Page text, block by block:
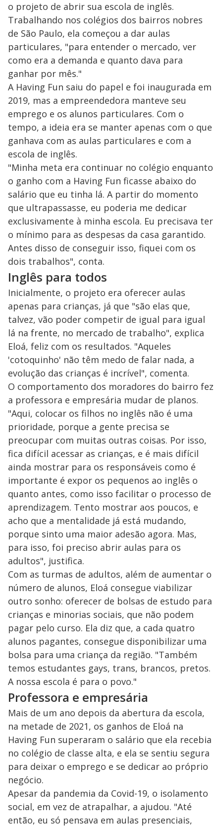
o projeto de abrir sua escola de inglês.
Trabalhando nos colégios dos bairros nobres
de São Paulo, ela começou a dar aulas
particulares, "para entender o mercado, ver
como era a demanda e quanto dava para
ganhar por mês."
A Having Fun saiu do papel e foi inaugurada em
2019, mas a empreendedora manteve seu
emprego e os alunos particulares. Com o
tempo, a ideia era se manter apenas com o que
ganhava com as aulas particulares e com a
escola de inglês.
"Minha meta era continuar no colégio enquanto
o ganho com a Having Fun ficasse abaixo do
salário que eu tinha lá. A partir do momento
que ultrapassasse, eu poderia me dedicar
exclusivamente à minha escola. Eu precisava ter
o mínimo para as despesas da casa garantido.
Antes disso de conseguir isso, fiquei com os
dois trabalhos", conta.
Inglês para todos
Inicialmente, o projeto era oferecer aulas
apenas para crianças, já que "são elas que,
talvez, vão poder competir de igual para igual
lá na frente, no mercado de trabalho", explica
Eloá, feliz com os resultados. "Aqueles
'cotoquinho' não têm medo de falar nada, a
evolução das crianças é incrível", comenta.
O comportamento dos moradores do bairro fez
a professora e empresária mudar de planos.
"Aqui, colocar os filhos no inglês não é uma
prioridade, porque a gente precisa se
preocupar com muitas outras coisas. Por isso,
fica difícil acessar as crianças, e é mais difícil
ainda mostrar para os responsáveis como é
importante é expor os pequenos ao inglês o
quanto antes, como isso facilitar o processo de
aprendizagem. Tento mostrar aos poucos, e
acho que a mentalidade já está mudando,
porque sinto uma maior adesão agora. Mas,
para isso, foi preciso abrir aulas para os
adultos", justifica.
Com as turmas de adultos, além de aumentar o
número de alunos, Eloá consegue viabilizar
outro sonho: oferecer de bolsas de estudo para
crianças e minorias sociais, que não podem
pagar pelo curso. Ela diz que, a cada quatro
alunos pagantes, consegue disponibilizar uma
bolsa para uma criança da região. "Também
temos estudantes gays, trans, brancos, pretos.
A nossa escola é para o povo."
Professora e empresária
Mais de um ano depois da abertura da escola,
na metade de 2021, os ganhos de Eloá na
Having Fun superaram o salário que ela recebia
no colégio de classe alta, e ela se sentiu segura
para deixar o emprego e se dedicar ao próprio
negócio.
Apesar da pandemia da Covid-19, o isolamento
social, em vez de atrapalhar, a ajudou. "Até
então, eu só pensava em aulas presenciais,